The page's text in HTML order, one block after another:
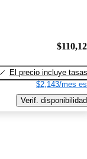
El precio incluye tasas
$2,143/mes
Verif. disponibilidad